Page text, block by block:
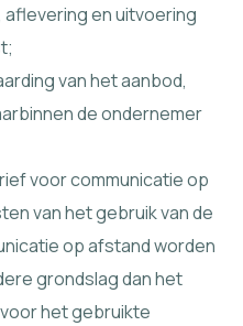
aflevering en uitvoering
van het aanbod,
de ondernemer
voor communicatie op
van het gebruik van de
op afstand worden
grondslag dan het
het gebruikte